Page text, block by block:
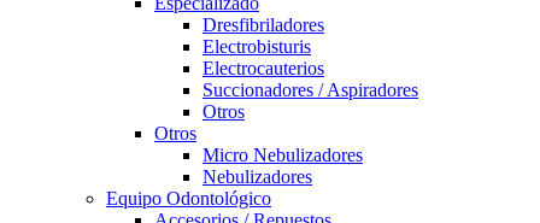
Dresfibriladores
Electrobisturis
Electrocauterios
Succionadores / Aspiradores
Otros
Otros
Micro Nebulizadores
Nebulizadores
Equipo Odontológico